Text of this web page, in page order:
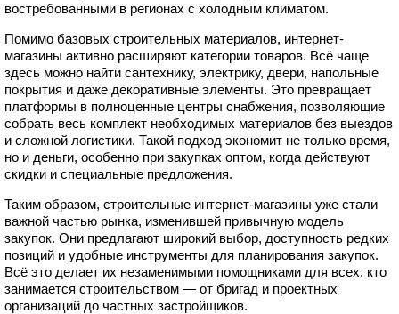
востребованными в регионах с холодным климатом.
Помимо базовых строительных материалов, интернет-
магазины активно расширяют категории товаров. Всё чаще
здесь можно найти сантехнику, электрику, двери, напольные
покрытия и даже декоративные элементы. Это превращает
платформы в полноценные центры снабжения, позволяющие
собрать весь комплект необходимых материалов без выездов
и сложной логистики. Такой подход экономит не только время,
но и деньги, особенно при закупках оптом, когда действуют
скидки и специальные предложения.
Таким образом, строительные интернет-магазины уже стали
важной частью рынка, изменившей привычную модель
закупок. Они предлагают широкий выбор, доступность редких
позиций и удобные инструменты для планирования закупок.
Всё это делает их незаменимыми помощниками для всех, кто
занимается строительством — от бригад и проектных
организаций до частных застройщиков.